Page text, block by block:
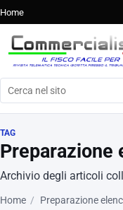
Home
Cerca nel sito
TAG
Preparazione
Archivio degli articoli
Home Preparazione